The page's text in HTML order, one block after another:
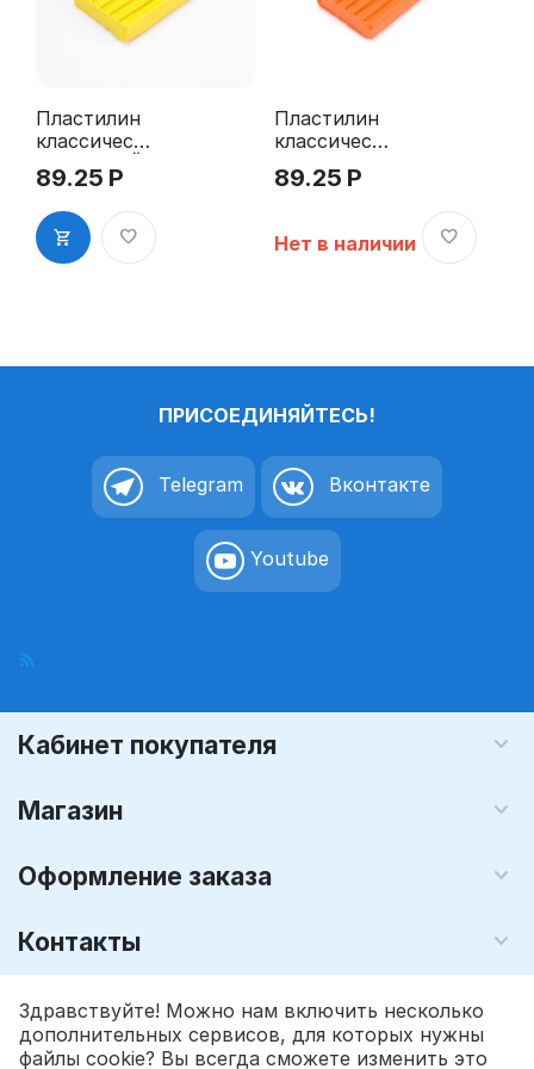
Пластилин
классически
й ЖЕЛТЫЙ
50гр
89.25 Р
Пластилин
классически
й
ОРАНЖЕВЫ
89.25 Р
Нет в наличии
ПРИСОЕДИНЯЙТЕСЬ!
Telegram Вконтакте
Youtube
Кабинет покупателя
Магазин
Оформление заказа
Контакты
© 2008 - 2026 Графика-М (розничный интернет магазин). На
базеCS-Cart - Платформа для интернет-магазинов
Здравствуйте! Можно нам включить несколько
дополнительных сервисов, для которых нужны
файлы cookie? Вы всегда сможете изменить это